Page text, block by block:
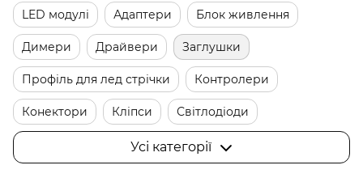
LED модулі Адаптери Блок живлення
Димери Драйвери Заглушки
Профіль для лед стрічки Контролери
Конектори Кліпси Світлодіоди
Фурнитура
Усі категорії